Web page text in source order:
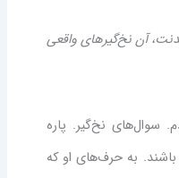
آن نخ‌گیرهای واقعی
سوال‌های نخ‌گیر. پاره
به حرف‌های او که